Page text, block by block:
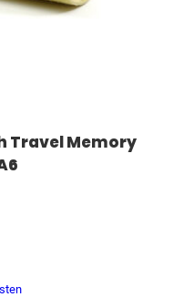
Travel Memory